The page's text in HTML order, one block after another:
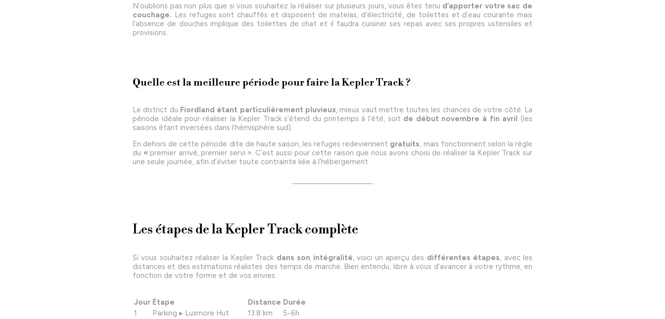
N’oublions pas non plus que si vous souhaitez la réaliser sur plusieurs jours, vous êtes tenu d’apporter votre sac de
couchage. Les refuges sont chauffés et disposent de matelas, d’électricité, de toilettes et d’eau courante mais
l’absence de douches implique des toilettes de chat et il faudra cuisiner ses repas avec ses propres ustensiles et
provisions.
Quelle est la meilleure période pour faire la Kepler Track ?
Le district du Fiordland étant particulièrement pluvieux, mieux vaut mettre toutes les chances de votre côté. La
période idéale pour réaliser la Kepler Track s’étend du printemps à l’été, soit de début novembre à fin avril (les
saisons étant inversées dans l’hémisphère sud).
En dehors de cette période dite de haute saison, les refuges redeviennent gratuits, mais fonctionnent selon la règle
du « premier arrivé, premier servi ». C’est aussi pour cette raison que nous avons choisi de réaliser la Kepler Track sur
une seule journée, afin d’éviter toute contrainte liée à l’hébergement.
Les étapes de la Kepler Track complète
Si vous souhaitez réaliser la Kepler Track dans son intégralité, voici un aperçu des différentes étapes, avec les
distances et des estimations réalistes des temps de marche. Bien entendu, libre à vous d’avancer à votre rythme, en
fonction de votre forme et de vos envies.
Jour Étape Distance Durée
1
Parking ▸ Luxmore Hut 13.8 km
5-6h